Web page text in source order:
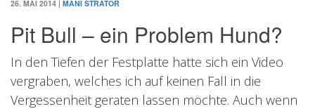
26. MAI 2014 | MANI STRATOR
Pit Bull – ein Problem Hund?
In den Tiefen der Festplatte hatte sich ein Video
vergraben, welches ich auf keinen Fall in die
Vergessenheit geraten lassen möchte. Auch wenn